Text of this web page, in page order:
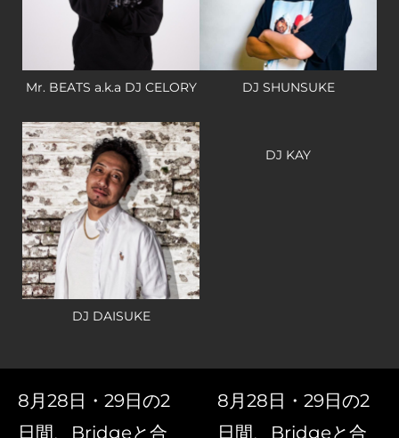
Mr. BEATS a.k.a DJ CELORY DJ SHUNSUKE
DJ DAISUKE
DJ KAY
8月28日・29日の2
日間、Bridgeと合
8月28日・29日の2
日間、Bridgeと合